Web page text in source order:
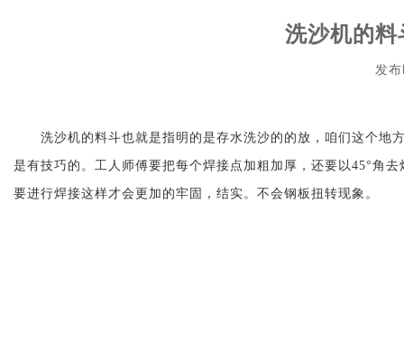
洗沙机的
发
洗沙机的料斗也就是指明的是存水洗沙的的放，咱们这个地
是有技巧的。工人师傅要把每个焊接点加粗加厚，还要以45°角去
要进行焊接这样才会更加的牢固，结实。不会钢板扭转现象。